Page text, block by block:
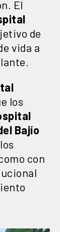
El
de
vida a
los
Bajío
con